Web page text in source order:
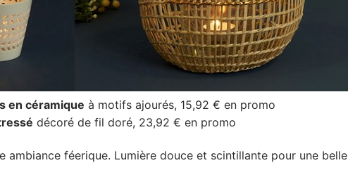
en céramique à motifs ajourés, 15,92 € en promo
décoré de fil doré, 23,92 € en promo
ambiance féerique. Lumière douce et scintillante pour une belle